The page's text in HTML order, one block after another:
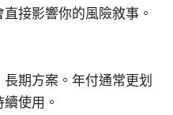
接影響你的風險敘事。
期方案。年付通常更划
使用。